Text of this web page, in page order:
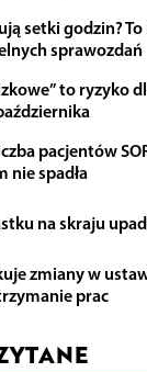
setki godzin?
sprawozdań
to ryzyko
pacjentów
nie spadła
na skraju
zmiany w
prac